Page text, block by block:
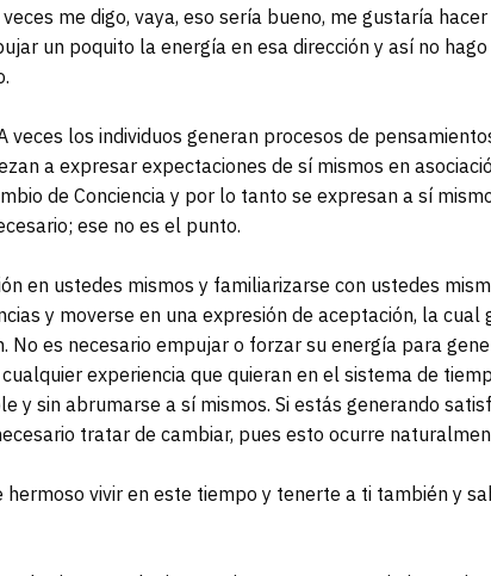
me digo, vaya, eso sería bueno, me gustaría
un poquito la energía en esa dirección y así no
veces los individuos generan procesos de
a expresar expectaciones de sí mismos en
de Conciencia y por lo tanto se expresan a sí
ese no es el punto.
en ustedes mismos y familiarizarse con ustedes
y moverse en una expresión de aceptación, la cual
No es necesario empujar o forzar su energía para
experiencia que quieran en el sistema de
y sin abrumarse a sí mismos. Si estás generando
tratar de cambiar, pues esto ocurre
hermoso vivir en este tiempo y tenerte a ti también y